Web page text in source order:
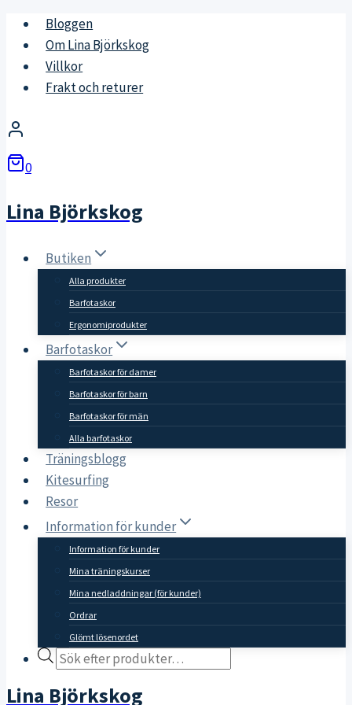
Skip
content
Bloggen
Om Lina Björkskog
Villkor
Frakt och returer
0
Lina Björkskog
Butiken
Alla produkter
Barfotaskor
Ergonomiprodukter
Barfotaskor
Barfotaskor för damer
Barfotaskor för barn
Barfotaskor för män
Alla barfotaskor
Träningsblogg
Kitesurfing
Resor
Information för kunder
Information för kunder
Mina träningskurser
Mina nedladdningar (för kunder)
Ordrar
Glömt lösenordet
Products
Lina Björkskog